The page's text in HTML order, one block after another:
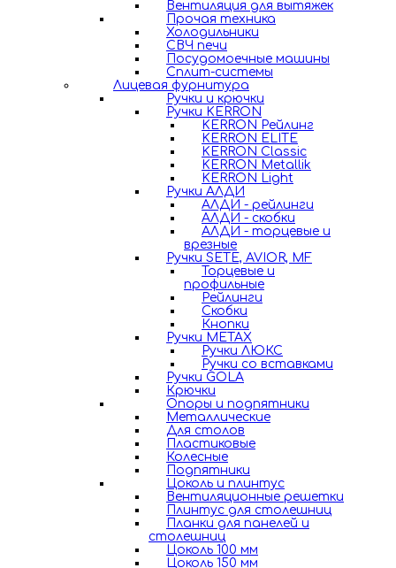
Вентиляция для вытяжек
Прочая техника
Холодильники
СВЧ печи
Посудомоечные машины
Сплит-системы
Лицевая фурнитура
Ручки и крючки
Ручки KERRON
KERRON Рейлинг
KERRON ELITE
KERRON Classic
KERRON Metallik
KERRON Light
Ручки АЛДИ
АЛДИ - рейлинги
АЛДИ - скобки
АЛДИ - торцевые и
врезные
Ручки SETE, AVIOR, MF
Торцевые и
профильные
Рейлинги
Скобки
Кнопки
Ручки METAX
Ручки ЛЮКС
Ручки со вставками
Ручки GOLA
Крючки
Опоры и подпятники
Металлические
Для столов
Пластиковые
Колесные
Подпятники
Цоколь и плинтус
Вентиляционные решетки
Плинтус для столешниц
Планки для панелей и
столешниц
Цоколь 100 мм
Цоколь 150 мм